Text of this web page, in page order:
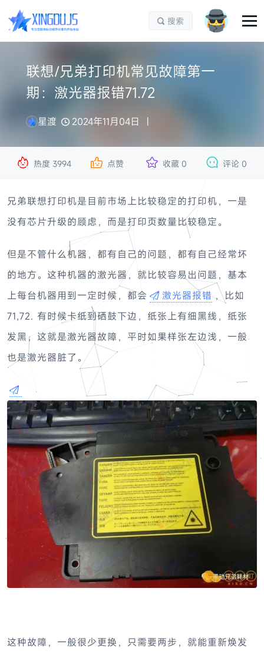
 搜索
联想/兄弟打印机常见故障第一
期：激光器报错71.72
星渡 2024年11月04日
 热度 3994  点赞  收藏 0  评论 0
兄弟联想打印机是目前市场上比较稳定的打印机，一是
没有芯片升级的顾虑，而是打印页数量比较稳定。
但是不管什么机器，都有自己的问题，都有自己经常坏
的地方。这种机器的激光器，就比较容易出问题，基本
上每台机器用到一定时候，都会
激光器报错 ，比如
71,72. 有时候卡纸到硒鼓下边，纸张上有细黑线，纸张
发黑，这就是激光器故障，平时如果样张左边浅，一般
也是激光器脏了。
这种故障，一般很少更换，只需要两步，就能重新焕发